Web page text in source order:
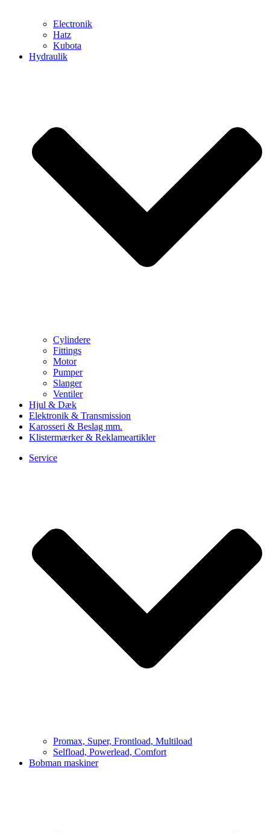
Electronik
Hatz
Kubota
Hydraulik
Cylindere
Fittings
Motor
Pumper
Slanger
Ventiler
Hjul & Dæk
Elektronik & Transmission
Karosseri & Beslag mm.
Klistermærker & Reklameartikler
Service
Promax, Super, Frontload, Multiload
Selfload, Powerlead, Comfort
Bobman maskiner